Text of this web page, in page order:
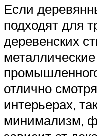
Если
подходят для
деревенских
отлично
интерьерах,
минимализм,